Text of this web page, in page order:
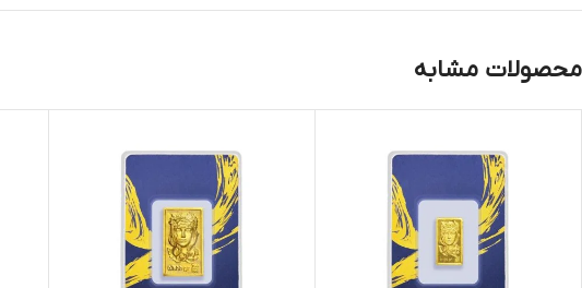
محصولات مشابه